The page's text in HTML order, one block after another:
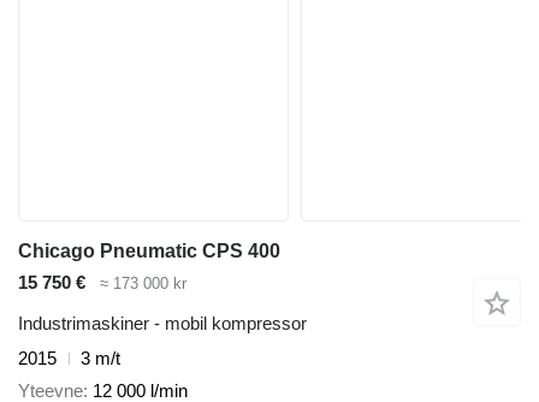
Chicago Pneumatic CPS 400
15 750 €
≈ 173 000 kr
Industrimaskiner - mobil kompressor
2015
3 m/t
Yteevne 12 000 l/min